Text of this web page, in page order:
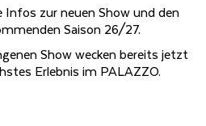
Infos zur neuen Show und den
Saison 26/27.
Show wecken bereits jetzt
Erlebnis im PALAZZO.